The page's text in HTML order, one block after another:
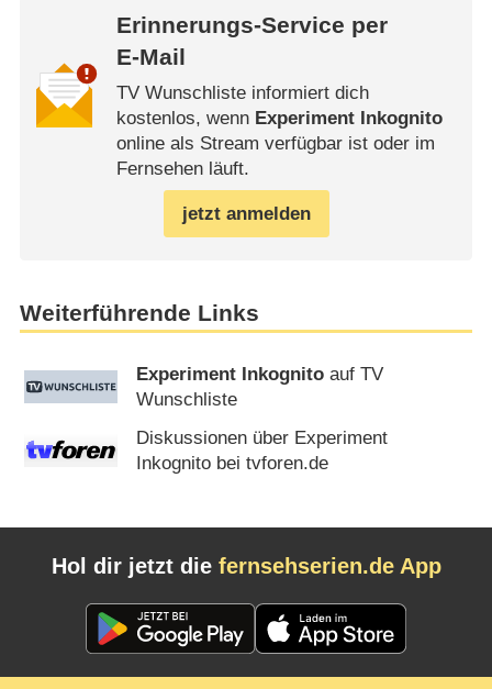
Erinnerungs-Service per
E-Mail
TV Wunschliste informiert dich
kostenlos, wenn Experiment Inkognito
online als Stream verfügbar ist oder im
Fernsehen läuft.
jetzt anmelden
Weiterführende Links
Experiment Inkognito auf TV
Wunschliste
Diskussionen über Experiment
Inkognito bei tvforen.de
Hol dir jetzt die fernsehserien.de App